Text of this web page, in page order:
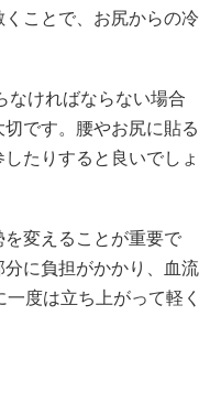
ことで、お尻からの冷
なければならない場合
です。腰やお尻に貼る
たりすると良いでしょ
変えることが重要で
に負担がかかり、血流
度は立ち上がって軽く